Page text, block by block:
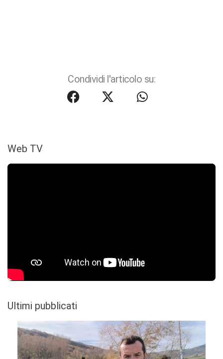
Condividi l'articolo su:
Web TV
Ultimi pubblicati